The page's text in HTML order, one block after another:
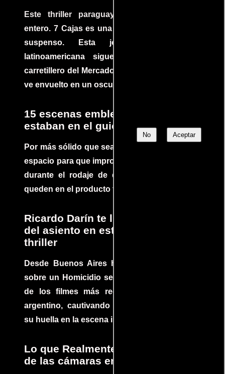
No Aceptar
Este thriller paraguayo cautivó al mundo
entero. 7 Cajas es una explosión de acción y
suspenso. Esta joya cinematográfica
latinoamericana sigue la historia de un
carretillero del Mercado 4 de Asunción que se
ve envuelto en un oscuro mundo de crimen
15 escenas emblemáticas que no
estaban en el guion
Por más sólido que sea un guión siempre hay
espacio para que improvisaciones que se dan
durante el rodaje de determinadas escenas
queden en el producto final.
Ricardo Darín te llevará al borde
del asiento en este increíble
thriller
Desde Buenos Aires hasta el mundo, Tesis
sobre un Homicidio se ha convertido en uno
de los filmes más recomendados del cine
argentino, cautivando audiencias y dejando
su huella en la escena internacional.
Lo que Realmente Sucedió detrás
de las cámaras en Jurassic Park